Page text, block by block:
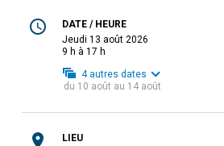
DATE / HEURE
jeudi 13 août 2026
9 h à 17 h
4 autres dates
du 10 août au 14 août
LIEU